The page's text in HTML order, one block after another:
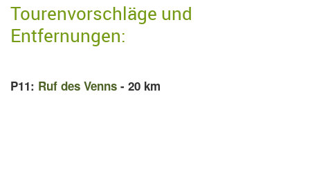
Tourenvorschläge und
Entfernungen:
P11: Ruf des Venns - 20 km